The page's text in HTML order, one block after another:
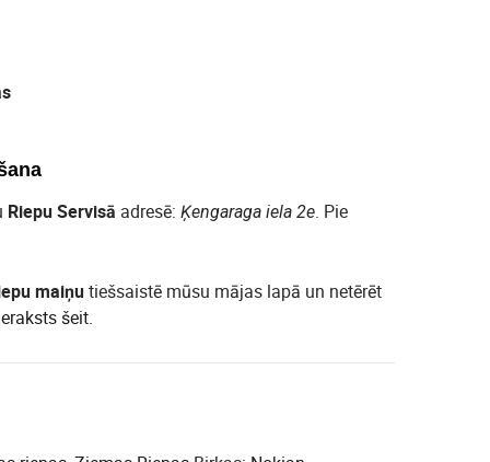
Riepu Servisā adresē: Ķengaraga iela 2e. Pie
maiņutiešsaistē mūsu mājas lapā un netērēt
šeit.